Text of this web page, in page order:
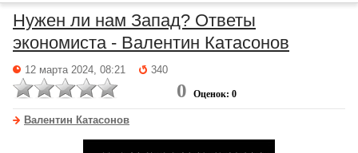
Нужен ли нам Запад? Ответы
экономиста - Валентин Катасонов
12 марта 2024, 08:21 340
0 Оценок: 0
Валентин Катасонов